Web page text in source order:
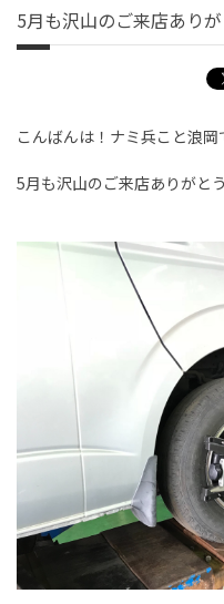
5月も沢山のご来店あり
こんばんは！ナミ兵こと浪岡
5月も沢山のご来店ありがと